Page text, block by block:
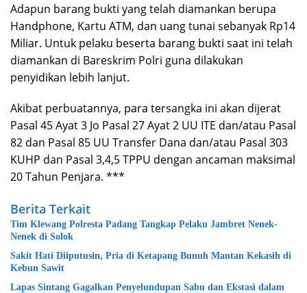
Adapun barang bukti yang telah diamankan berupa
Handphone, Kartu ATM, dan uang tunai sebanyak Rp14
Miliar. Untuk pelaku beserta barang bukti saat ini telah
diamankan di Bareskrim Polri guna dilakukan
penyidikan lebih lanjut.
Akibat perbuatannya, para tersangka ini akan dijerat
Pasal 45 Ayat 3 Jo Pasal 27 Ayat 2 UU ITE dan/atau Pasal
82 dan Pasal 85 UU Transfer Dana dan/atau Pasal 303
KUHP dan Pasal 3,4,5 TPPU dengan ancaman maksimal
20 Tahun Penjara. ***
Berita Terkait
Tim Klewang Polresta Padang Tangkap Pelaku Jambret Nenek-
Nenek di Solok
Sakit Hati Diiputusin, Pria di Ketapang Bunuh Mantan Kekasih di
Kebun Sawit
Lapas Sintang Gagalkan Penyelundupan Sabu dan Ekstasi dalam